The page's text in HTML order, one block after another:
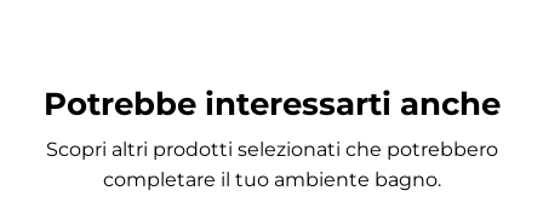
trasparente e brillante.
Caratteristiche principali
Potrebbe interessarti anche
Scopri altri prodotti selezionati che potrebbero
completare il tuo ambiente bagno.